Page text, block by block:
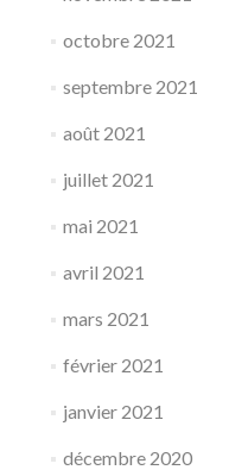
octobre 2021
septembre 2021
août 2021
juillet 2021
mai 2021
avril 2021
mars 2021
février 2021
janvier 2021
décembre 2020